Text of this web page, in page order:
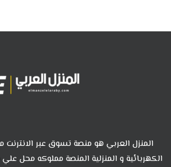
المنزل العربي هو منصة تسوق عبر
الكهربائية و المنزلية المنصة مملوكه محل